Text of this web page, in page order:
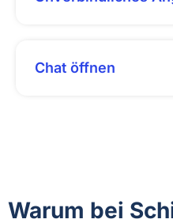
Chat öffnen
Warum bei